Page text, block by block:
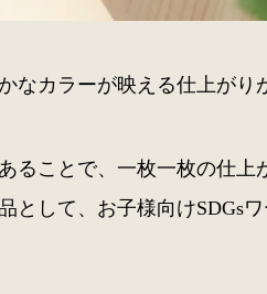
なカラーが映える仕上がり
ることで、一枚一枚の仕
として、お子様向けSDGs